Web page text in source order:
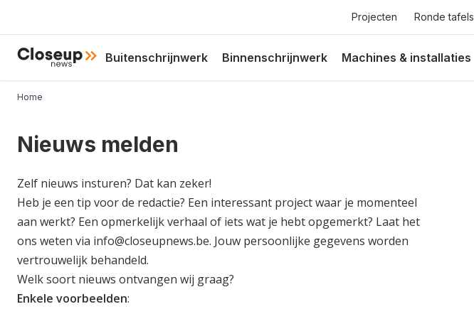
inhoud
gaan
Top
Projecten Ronde tafels
Close Up News
Buitenschrijnwerk
Binnenschrijnwerk Machines & installaties
Kruimelpad
Home
Nieuws melden
Zelf nieuws insturen? Dat kan zeker!
Heb je een tip voor de redactie? Een interessant project waar je momenteel
aan werkt? Een opmerkelijk verhaal of iets wat je hebt opgemerkt? Laat het
ons weten via info@closeupnews.be. Jouw persoonlijke gegevens worden
vertrouwelijk behandeld.
Welk soort nieuws ontvangen wij graag?
Enkele voorbeelden: